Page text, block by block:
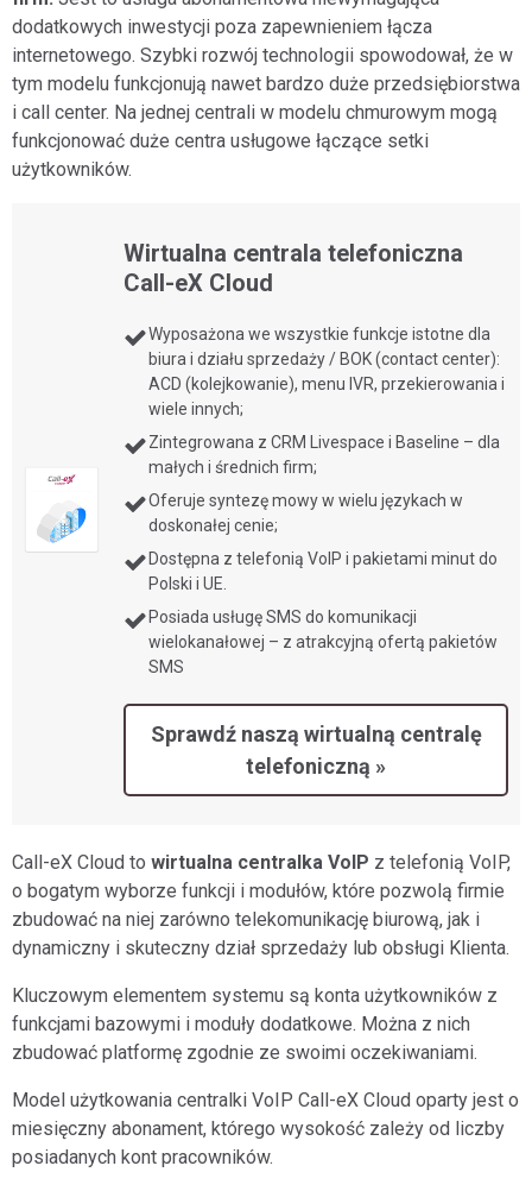
dodatkowych inwestycji poza zapewnieniem łącza
internetowego. Szybki rozwój technologii spowodował, że w
tym modelu funkcjonują nawet bardzo duże przedsiębiorstwa
i call center. Na jednej centrali w modelu chmurowym mogą
funkcjonować duże centra usługowe łączące setki
użytkowników.
Wirtualna centrala telefoniczna
Call-eX Cloud
Wyposażona we wszystkie funkcje istotne dla
biura i działu sprzedaży / BOK (contact center):
ACD (kolejkowanie), menu IVR, przekierowania i
wiele innych;
Zintegrowana z CRM Livespace i Baseline – dla
małych i średnich firm;
Oferuje syntezę mowy w wielu językach w
doskonałej cenie;
Dostępna z telefonią VoIP i pakietami minut do
Polski i UE.
Posiada usługę SMS do komunikacji
wielokanałowej – z atrakcyjną ofertą pakietów
SMS
Sprawdź naszą wirtualną centralę
telefoniczną »
Call-eX Cloud to wirtualna centralka VoIP z telefonią VoIP,
o bogatym wyborze funkcji i modułów, które pozwolą firmie
zbudować na niej zarówno telekomunikację biurową, jak i
dynamiczny i skuteczny dział sprzedaży lub obsługi Klienta.
Kluczowym elementem systemu są konta użytkowników z
funkcjami bazowymi i moduły dodatkowe. Można z nich
zbudować platformę zgodnie ze swoimi oczekiwaniami.
Model użytkowania centralki VoIP Call-eX Cloud oparty jest o
miesięczny abonament, którego wysokość zależy od liczby
posiadanych kont pracowników.